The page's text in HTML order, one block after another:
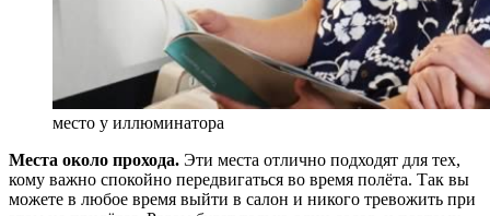
место у иллюминатора
Места около прохода. Эти места отлично подходят для тех,
кому важно спокойно передвигаться во время полёта. Так вы
можете в любое время выйти в салон и никого тревожить при